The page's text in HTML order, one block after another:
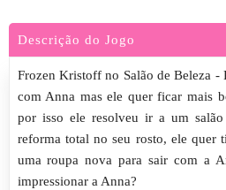
Descrição do Jogo
Frozen Kristoff no Salão de Beleza
com Anna mas ele quer ficar mais
por isso ele resolveu ir a um
reforma total no seu rosto, ele quer
uma roupa nova para sair com a
impressionar a Anna?